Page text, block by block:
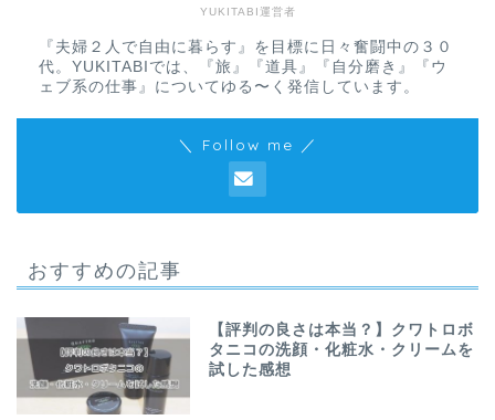
YUKITABI運営者
『夫婦２人で自由に暮らす』を目標に日々奮闘中の３０
代。YUKITABIでは、『旅』『道具』『自分磨き』『ウ
ェブ系の仕事』についてゆる〜く発信しています。
＼ Follow me ／
おすすめの記事
【評判の良さは本当？】クワトロボ
タニコの洗顔・化粧水・クリームを
試した感想